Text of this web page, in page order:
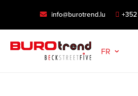
info@burotrend.lu
FR